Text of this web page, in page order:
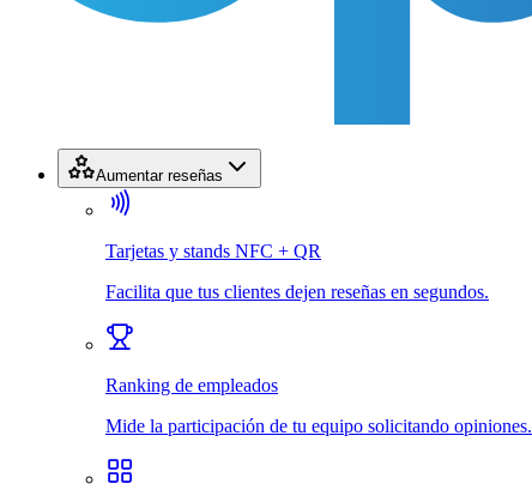
Aumentar reseñas
Tarjetas y stands NFC + QR
Facilita que tus clientes dejen reseñas en segundos.
Ranking de empleados
Mide la participación de tu equipo solicitando opiniones.